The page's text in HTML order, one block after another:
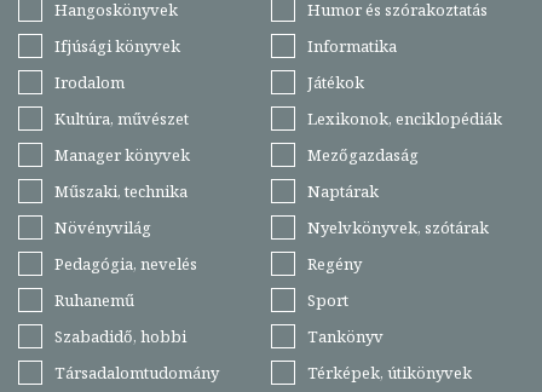
Hangoskönyvek
Humor és szórakoztatás
Ifjúsági könyvek
Informatika
Irodalom
Játékok
Kultúra, művészet
Lexikonok, enciklopédiák
Manager könyvek
Mezőgazdaság
Műszaki, technika
Naptárak
Növényvilág
Nyelvkönyvek, szótárak
Pedagógia, nevelés
Regény
Ruhanemű
Sport
Szabadidő, hobbi
Tankönyv
Társadalomtudomány
Térképek, útikönyvek